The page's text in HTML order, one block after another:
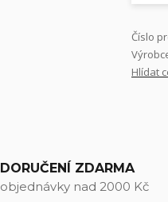
Číslo
Hlídat
DORUČENÍ ZDARMA
objednávky nad 2000 Kč